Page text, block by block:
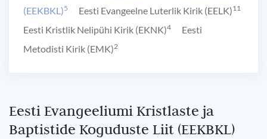
(EEKBKL)5 Eesti Evangeelne Luterlik Kirik (EELK)11
Eesti Kristlik Nelipühi Kirik (EKNK)4
Eesti
Metodisti Kirik (EMK)2
Eesti Evangeeliumi Kristlaste ja
Baptistide Koguduste Liit (EEKBKL)